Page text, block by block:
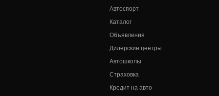
Автоспорт
Каталог
Объявления
Дилерские центры
Автошколы
Страховка
Кредит на авто